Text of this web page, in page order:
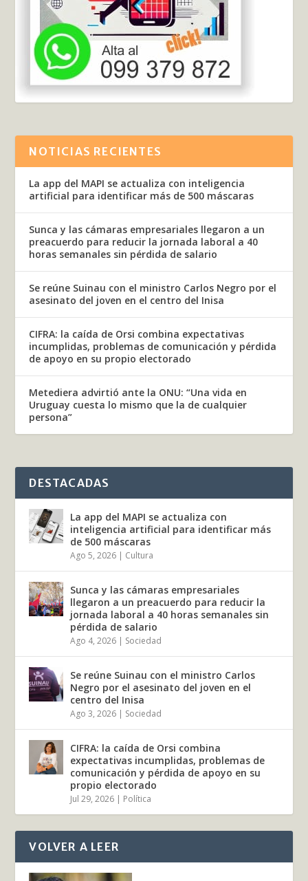
NOTICIAS RECIENTES
La app del MAPI se actualiza con inteligencia
artificial para identificar más de 500 máscaras
Sunca y las cámaras empresariales llegaron a un
preacuerdo para reducir la jornada laboral a 40
horas semanales sin pérdida de salario
Se reúne Suinau con el ministro Carlos Negro por el
asesinato del joven en el centro del Inisa
CIFRA: la caída de Orsi combina expectativas
incumplidas, problemas de comunicación y pérdida
de apoyo en su propio electorado
Metediera advirtió ante la ONU: “Una vida en
Uruguay cuesta lo mismo que la de cualquier
persona”
DESTACADAS
La app del MAPI se actualiza con
inteligencia artificial para identificar más
de 500 máscaras
Ago 5, 2026 | Cultura
Sunca y las cámaras empresariales
llegaron a un preacuerdo para reducir la
jornada laboral a 40 horas semanales sin
pérdida de salario
Ago 4, 2026 | Sociedad
Se reúne Suinau con el ministro Carlos
Negro por el asesinato del joven en el
centro del Inisa
Ago 3, 2026 | Sociedad
CIFRA: la caída de Orsi combina
expectativas incumplidas, problemas de
comunicación y pérdida de apoyo en su
propio electorado
Jul 29, 2026 | Política
VOLVER A LEER